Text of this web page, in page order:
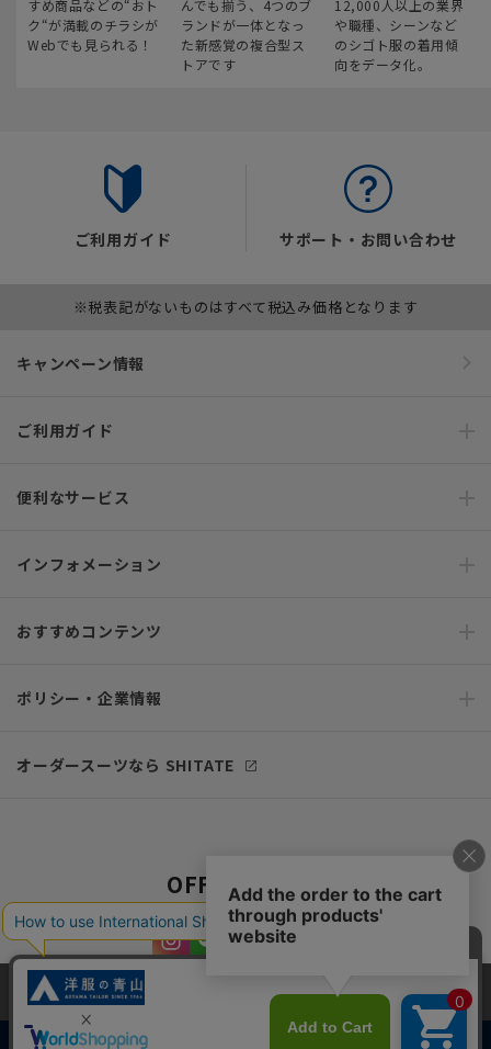
すめ商品などの“おト
ク“が満載のチラシが
Webでも見られる！
んでも揃う、4つのブ
ランドが一体となっ
た新感覚の複合型ス
トアです
12,000人以上の業界
や職種、シーンなど
のシゴト服の着用傾
向をデータ化。
ご利用ガイド サポート・お問い合わせ
※税表記がないものはすべて税込み価格となります
キャンペーン情報
ご利用ガイド
便利なサービス
インフォメーション
おすすめコンテンツ
ポリシー・企業情報
オーダースーツなら SHITATE
OFFICIAL SNS
当サイトでは、快適な閲覧体験とコンテンツ改善のためにCookieを使用